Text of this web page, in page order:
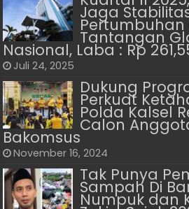
Jaga
Pertumbuhan
Tantangan
Nasional, Laba : Rp
Juli 24, 2025
Dukung
Perkuat
Polda Kalsel
Calon
Bakomsus
November 16, 2024
Tak Punya
Sampah Di
Numpuk dan